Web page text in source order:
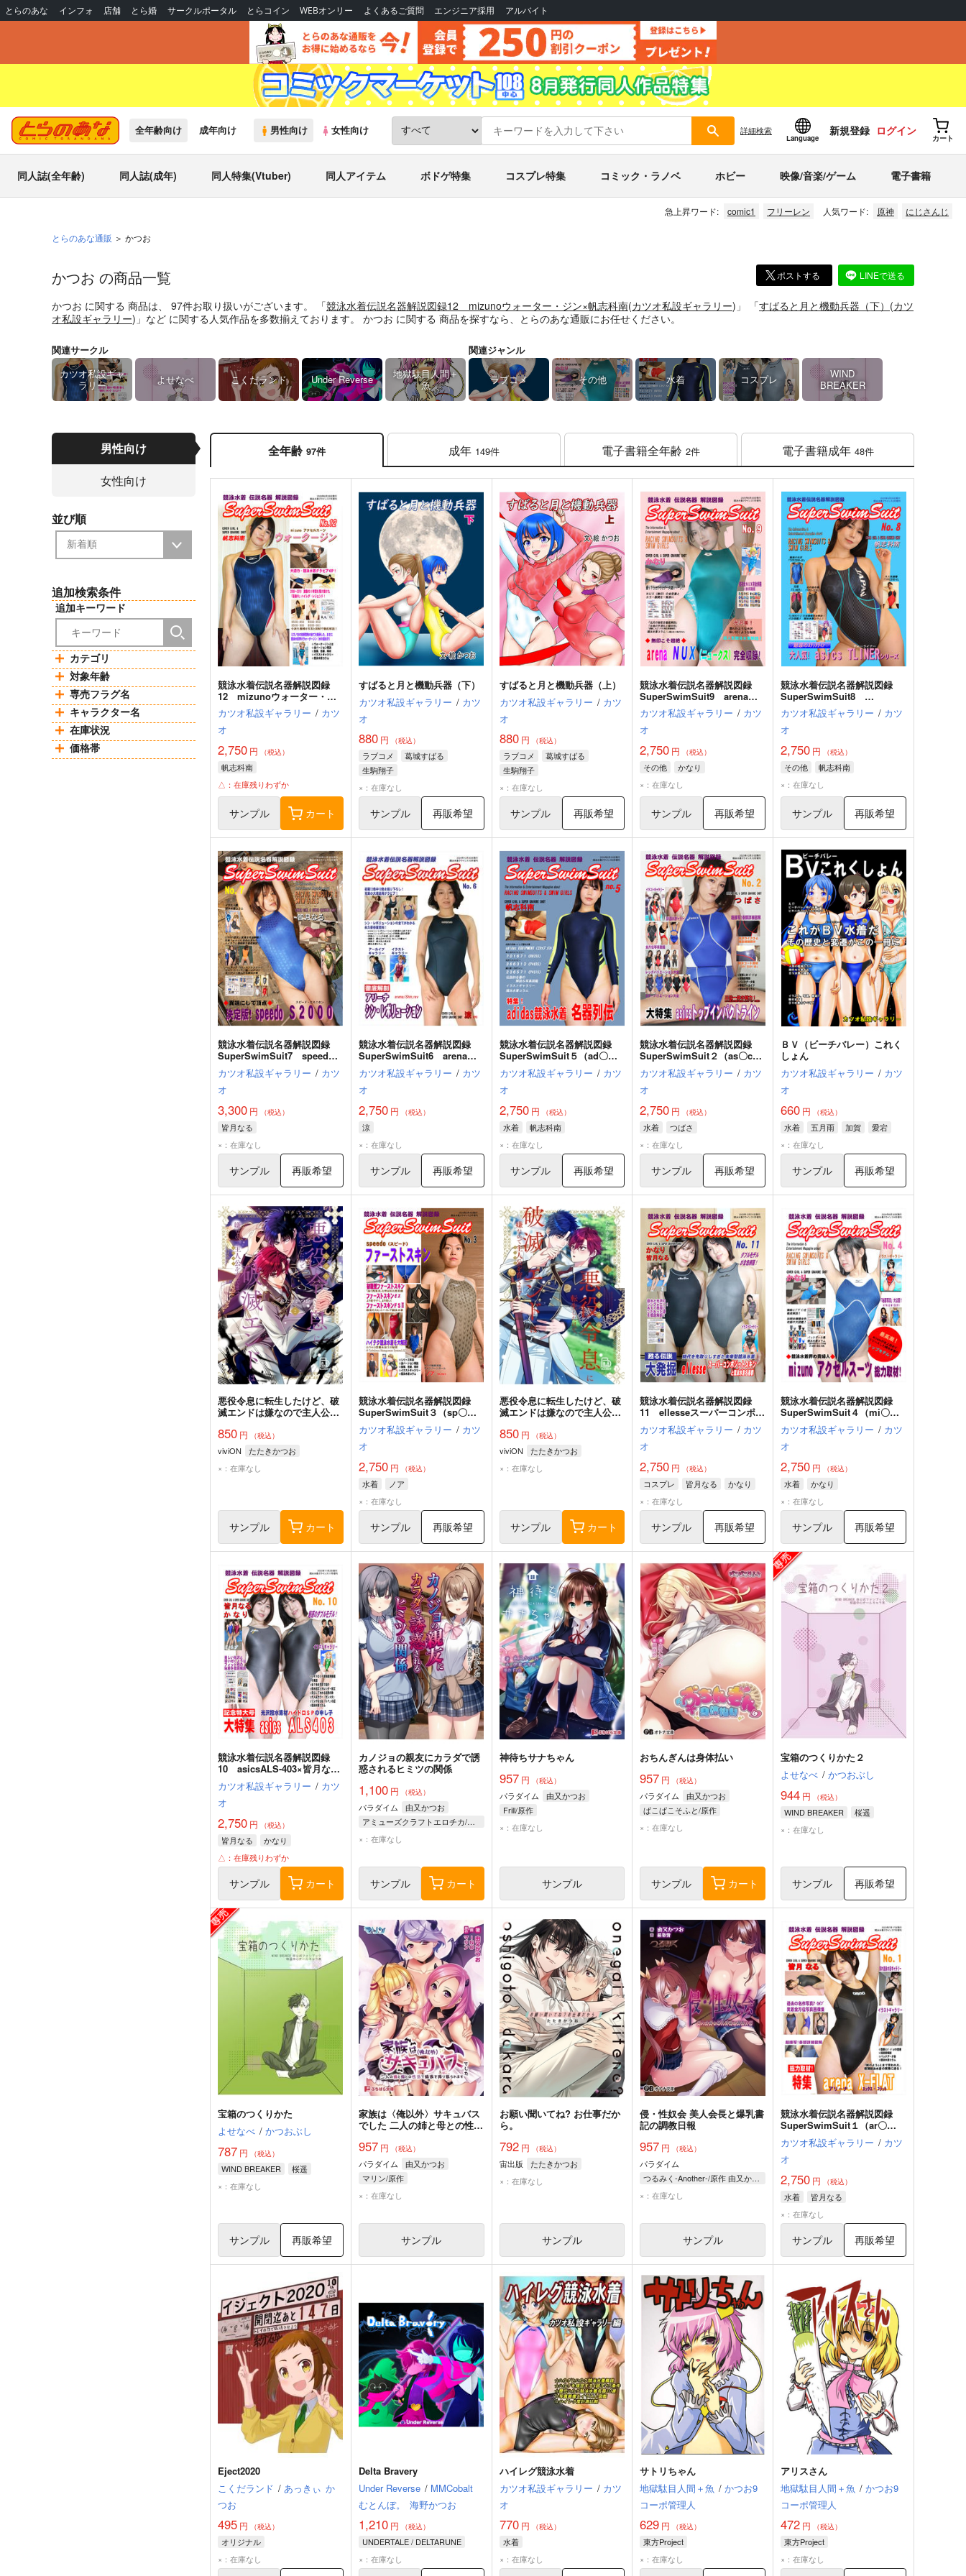
とらのあな インフォ 店舗 とら婚 サークルポータル とらコイン WEBオンリー よくあるご質問 エンジニア採用 アルバイト
全年齢向け 成年向け 男性向け 女性向け 詳細検索
Language
新規登録 ログイン
カート
同人誌(全年齢) 同人誌(成年) 同人特集(Vtuber) 同人アイテム ボドゲ特集 コスプレ特集 コミック・ラノベ ホビー 映像/音楽/ゲーム 電子書籍
急上昇ワード: comic1 フリーレン 人気ワード: 原神 にじさんじ
とらのあな通販 かつお
ポストする LINEで送る
かつお の商品一覧
かつお に関する 商品は、 97件お取り扱いがございます。 「競泳水着伝説名器解説図録12 mizunoウォーター・ジン×帆志科南(カツオ私設ギャラリー)」 「すばると月と機動兵器（下） (カツ
オ私設ギャラリー)」 など に関する人気作品を多数揃えております。 かつお に関する 商品を探すなら、とらのあな通販にお任せください。
関連サークル
カツオ私設ギャ
ラリー
よせなべ こくだランド Under Reverse
地獄駄目人間＋
魚
関連ジャンル
ラブコメ その他 水着 コスプレ
WIND
BREAKER
男性向け
女性向け
並び順
追加検索条件
追加キーワード
カテゴリ
対象年齢
専売フラグ名
キャラクター名
在庫状況
価格帯
全年齢 97件 成年 149件 電子書籍全年齢 2件 電子書籍成年 48件
競泳水着伝説名器解説図録
12 mizunoウォーター・ジ
ン×帆志科南
カツオ私設ギャラリー / カツ
オ
2,750 円 （税込）
帆志科南
△：在庫残りわずか
サンプル カート
すばると月と機動兵器（下）
カツオ私設ギャラリー / カツ
オ
880円 （税込）
ラブコメ
葛城すばる
生駒翔子
×：在庫なし
サンプル 再販希望
すばると月と機動兵器（上）
カツオ私設ギャラリー / カツ
オ
880円 （税込）
ラブコメ
葛城すばる
生駒翔子
×：在庫なし
サンプル 再販希望
競泳水着伝説名器解説図録
SuperSwimSuit9 arenaＮ
ＵＸ
カツオ私設ギャラリー / カツ
オ
2,750 円 （税込）
その他
かなり
×：在庫なし
サンプル 再販希望
競泳水着伝説名器解説図録
SuperSwimSuit8
asicsTLINER
カツオ私設ギャラリー / カツ
オ
2,750 円 （税込）
その他
帆志科南
×：在庫なし
サンプル 再販希望
競泳水着伝説名器解説図録
SuperSwimSuit7 speedo
Ｓ２０００
カツオ私設ギャラリー / カツ
オ
3,300 円 （税込）
皆月なる
×：在庫なし
サンプル 再販希望
競泳水着伝説名器解説図録
SuperSwimSuit6 arenaシ
ン・レボリューション
カツオ私設ギャラリー / カツ
オ
2,750円 （税込）
涼
×：在庫なし
サンプル 再販希望
競泳水着伝説名器解説図録
SuperSwimSuit５（ad〇
das/競泳水着名器列伝）
カツオ私設ギャラリー / カツ
オ
2,750円 （税込）
水着
帆志科南
×：在庫なし
サンプル 再販希望
競泳水着伝説名器解説図録
SuperSwimSuit２（as〇cs/
トップインパクトライン）
カツオ私設ギャラリー / カツ
オ
2,750 円 （税込）
水着
つばさ
×：在庫なし
サンプル 再販希望
ＢＶ（ビーチバレー）これく
しょん
カツオ私設ギャラリー / カツ
オ
660 円 （税込）
水着 五月雨 加賀
愛宕
×：在庫なし
サンプル 再販希望
悪役令息に転生したけど、破
滅エンドは嫌なので主人公を
850 円 （税込）
viviON
たたきかつお
×：在庫なし
サンプル カート
競泳水着伝説名器解説図録
SuperSwimSuit３（sp〇
edo/ファーストスキン）
カツオ私設ギャラリー / カツ
オ
2,750円 （税込）
水着
ノア
×：在庫なし
サンプル 再販希望
悪役令息に転生したけど、破
滅エンドは嫌なので主人公を
850円 （税込）
viviON
たたきかつお
×：在庫なし
サンプル カート
競泳水着伝説名器解説図録
11 ellesseスーパーコンポジ
ットスキン×かなり＆皆月な
る
カツオ私設ギャラリー / カツ
オ
2,750 円 （税込）
コスプレ 皆月なる
かなり
×：在庫なし
サンプル 再販希望
競泳水着伝説名器解説図録
SuperSwimSuit４（mi〇
uno/アクセルスーツ）
カツオ私設ギャラリー / カツ
オ
2,750 円 （税込）
水着
かなり
×：在庫なし
サンプル 再販希望
競泳水着伝説名器解説図録
10 asicsALS-403×皆月なる
＆かなり
カツオ私設ギャラリー / カツ
オ
2,750 円 （税込）
皆月なる
かなり
△：在庫残りわずか
サンプル カート
カノジョの親友にカラダで誘
惑されるヒミツの関係
1,100円 （税込）
パラダイム
由又かつお
アミューズクラフトエロチカ/原作
×：在庫なし
サンプル カート
神待ちサナちゃん
957円 （税込）
パラダイム
由又かつお
Frill/原作
×：在庫なし
サンプル
おちんぎんは身体払い
957 円 （税込）
パラダイム
由又かつお
ぱこぱこそふと/原作
×：在庫なし
サンプル カート
宝箱のつくりかた２
よせなべ / かつおぶし
944 円 （税込）
WIND BREAKER
桜遥
×：在庫なし
サンプル 再販希望
宝箱のつくりかた
よせなべ / かつおぶし
787 円 （税込）
WIND BREAKER
桜遥
×：在庫なし
サンプル 再販希望
家族は〈俺以外〉サキュバス
でした 二人の姉と母との性活
957円 （税込）
パラダイム
由又かつお
マリン/原作
×：在庫なし
サンプル
お願い聞いてね? お仕事だか
ら。
792円 （税込）
宙出版
たたきかつお
×：在庫なし
サンプル
侵・性奴会 美人会長と爆乳書
記の調教日報
957 円 （税込）
パラダイム
つるみく-Another-/原作 由又かつお
×：在庫なし
サンプル
競泳水着伝説名器解説図録
SuperSwimSuit１（ar〇
na/X-FLAT）
カツオ私設ギャラリー / カツ
オ
2,750 円 （税込）
水着
皆月なる
×：在庫なし
サンプル 再販希望
Eject2020
こくだランド / あっきぃ か
つお
495 円 （税込）
オリジナル
×：在庫なし
Delta Bravery
Under Reverse / MMCobalt
むとんぼ。
海野かつお
1,210円 （税込）
UNDERTALE / DELTARUNE
×：在庫なし
ハイレグ競泳水着
カツオ私設ギャラリー / カツ
オ
770円 （税込）
水着
×：在庫なし
サトリちゃん
地獄駄目人間＋魚 / かつお9
コーポ管理人
629 円 （税込）
東方Project
×：在庫なし
アリスさん
地獄駄目人間＋魚 / かつお9
コーポ管理人
472 円 （税込）
東方Project
×：在庫なし